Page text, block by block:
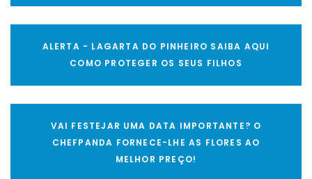
ALERTA - LAGARTA DO PINHEIRO SAIBA AQUI
COMO PROTEGER OS SEUS FILHOS
VAI FESTEJAR UMA DATA IMPORTANTE? O
CHEFPANDA FORNECE-LHE AS FLORES AO
MELHOR PREÇO!